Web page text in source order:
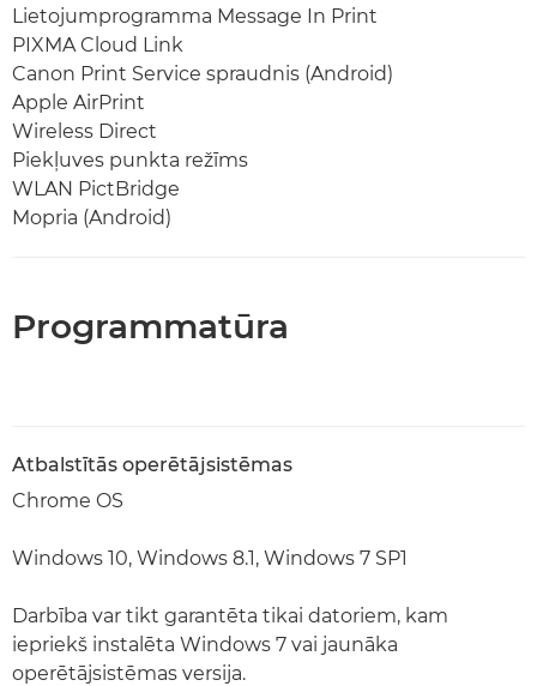
Lietojumprogramma Message In Print
PIXMA Cloud Link
Canon Print Service spraudnis (Android)
Apple AirPrint
Wireless Direct
Piekļuves punkta režīms
WLAN PictBridge
Mopria (Android)
Programmatūra
Atbalstītās operētājsistēmas
Chrome OS
Windows 10, Windows 8.1, Windows 7 SP1
Darbība var tikt garantēta tikai datoriem, kam
iepriekš instalēta Windows 7 vai jaunāka
operētājsistēmas versija.